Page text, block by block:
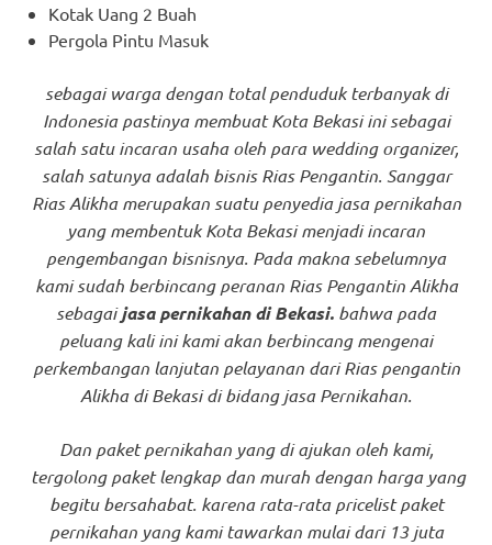
Kotak Uang 2 Buah
Pergola Pintu Masuk
sebagai warga dengan total penduduk terbanyak di
Indonesia pastinya membuat Kota Bekasi ini sebagai
salah satu incaran usaha oleh para wedding organizer,
salah satunya adalah bisnis Rias Pengantin. Sanggar
Rias Alikha merupakan suatu penyedia jasa pernikahan
yang membentuk Kota Bekasi menjadi incaran
pengembangan bisnisnya. Pada makna sebelumnya
kami sudah berbincang peranan Rias Pengantin Alikha
sebagaijasa pernikahan di Bekasi. bahwa pada
peluang kali ini kami akan berbincang mengenai
perkembangan lanjutan pelayanan dari Rias pengantin
Alikha di Bekasi di bidang jasa Pernikahan.
Dan paket pernikahan yang di ajukan oleh kami,
tergolong paket lengkap dan murah dengan harga yang
begitu bersahabat. karena rata-rata pricelist paket
pernikahan yang kami tawarkan mulai dari 13 juta